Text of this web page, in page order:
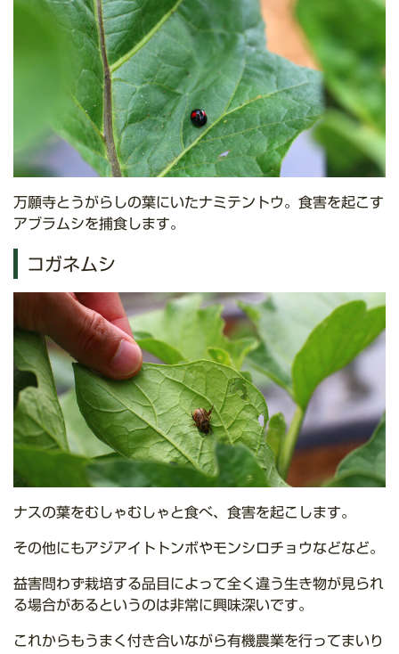
万願寺とうがらしの葉にいたナミテントウ。食害を起こす
アブラムシを捕食します。
コガネムシ
ナスの葉をむしゃむしゃと食べ、食害を起こします。
その他にもアジアイトトンボやモンシロチョウなどなど。
益害問わず栽培する品目によって全く違う生き物が見られ
る場合があるというのは非常に興味深いです。
これからもうまく付き合いながら有機農業を行ってまいり